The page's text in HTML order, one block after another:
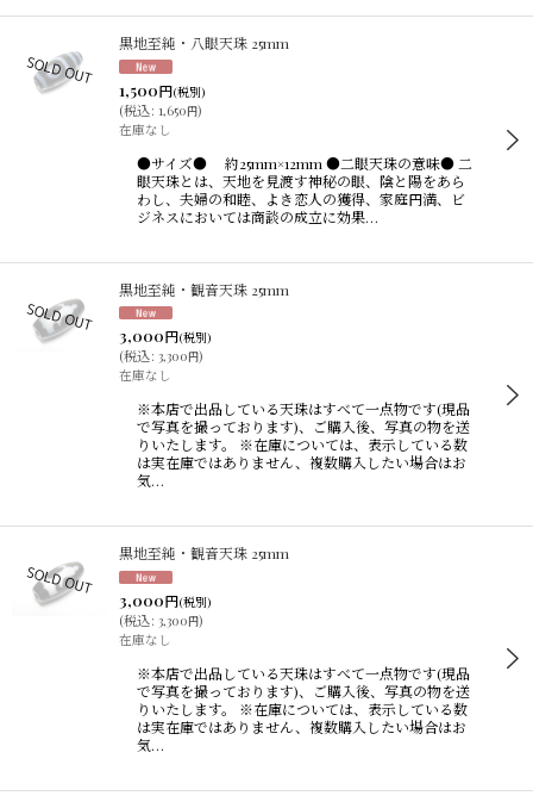
黒地至純・八眼天珠 25mm
1,500円(税別)
(税込: 1,650円)
在庫なし
●サイズ● 約25mm×12mm ●二眼天珠の意味● 二
眼天珠とは、天地を見渡す神秘の眼、陰と陽をあら
わし、夫婦の和睦、よき恋人の獲得、家庭円満、ビ
ジネスにおいては商談の成立に効果…
黒地至純・観音天珠 25mm
3,000円(税別)
(税込: 3,300円)
在庫なし
※本店で出品している天珠はすべて一点物です(現品
で写真を撮っております)、ご購入後、写真の物を送
りいたします。 ※在庫については、表示している数
は実在庫ではありません、複数購入したい場合はお
気…
黒地至純・観音天珠 25mm
3,000円(税別)
(税込: 3,300円)
在庫なし
※本店で出品している天珠はすべて一点物です(現品
で写真を撮っております)、ご購入後、写真の物を送
りいたします。 ※在庫については、表示している数
は実在庫ではありません、複数購入したい場合はお
気…